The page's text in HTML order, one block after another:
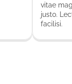
vitae
justo.
facilisi.